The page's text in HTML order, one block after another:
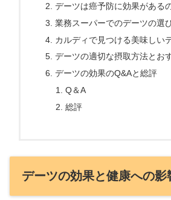
デーツは癌予防に効果がある
業務スーパーでのデーツの選
カルディで見つける美味しい
デーツの適切な摂取方法とお
デーツの効果のQ&Aと総評
Q＆A
総評
デーツの効果と健康への影